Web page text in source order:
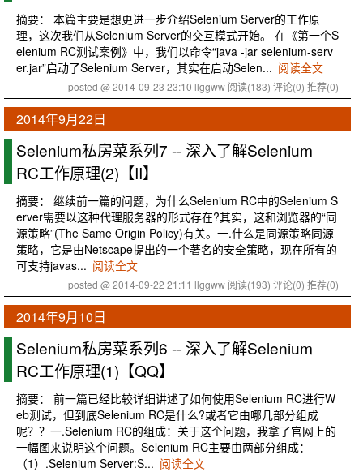
摘要： 本篇主要是想更进一步介绍Selenium Server的工作原
理，这次我们从Selenium Server的交互模式开始。 在《第一个S
elenium RC测试案例》中，我们以命令“java -jar selenium-serv
er.jar”启动了Selenium Server，其实在启动Selen... 阅读全文
posted @ 2014-09-23 23:10 llggww 阅读(183) 评论(0) 推荐(0)
2014年9月22日
Selenium私房菜系列7 -- 深入了解Selenium
RC工作原理(2)【II】
摘要： 继续前一篇的问题，为什么Selenium RC中的Selenium S
erver需要以这种代理服务器的形式存在?其实，这和浏览器的“同
源策略”(The Same Origin Policy)有关。一.什么是同源策略同源
策略，它是由Netscape提出的一个著名的安全策略，现在所有的
可支持javas... 阅读全文
posted @ 2014-09-22 21:11 llggww 阅读(193) 评论(0) 推荐(0)
2014年9月10日
Selenium私房菜系列6 -- 深入了解Selenium
RC工作原理(1)【QQ】
摘要： 前一篇已经比较详细讲述了如何使用Selenium RC进行W
eb测试，但到底Selenium RC是什么?或者它由哪几部分组成
呢？？一.Selenium RC的组成：关于这个问题，我拿了官网上的
一幅图来说明这个问题。Selenium RC主要由两部分组成：
（1）.Selenium Server:S... 阅读全文